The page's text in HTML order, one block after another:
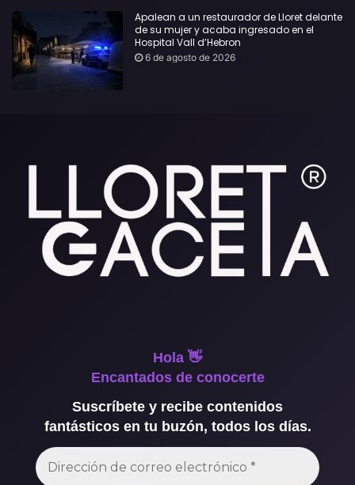
Apalean a un restaurador de Lloret delante
de su mujer y acaba ingresado en el
Hospital Vall d’Hebron
6 de agosto de 2026
Hola 👋
Encantados de conocerte
Suscríbete y recibe contenidos
fantásticos en tu buzón, todos los días.